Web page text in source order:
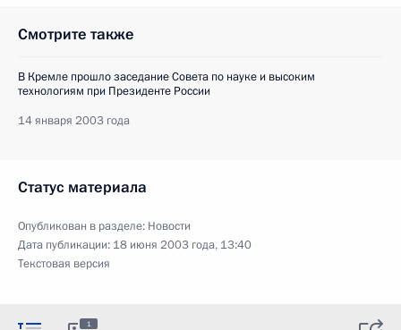
Смотрите также
В Кремле прошло заседание Совета по науке и высоким
технологиям при Президенте России
14 января 2003 года
Статус материала
Опубликован в разделе: Новости
Дата публикации: 18 июня 2003 года, 13:40
Текстовая версия
1